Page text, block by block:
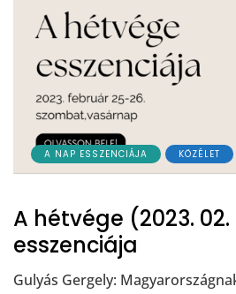
A NAP ESSZENCIÁJA KÖZÉLET
A hétvége (2023.
esszenciája
Gulyás Gergely: